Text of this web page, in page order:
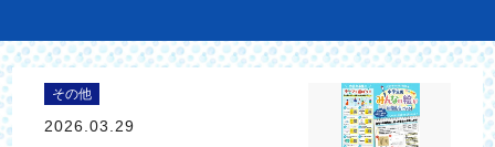
その他
2026.03.29